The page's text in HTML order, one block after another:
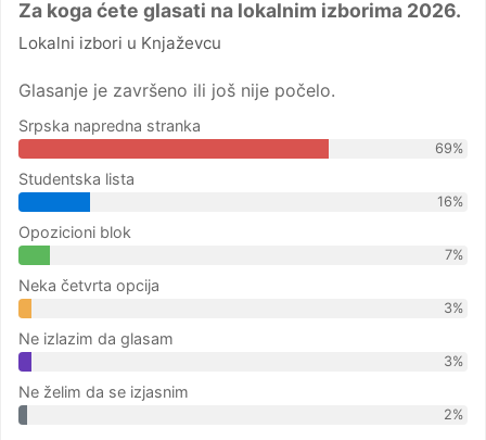
Za koga ćete glasati na lokalnim izborima 2026.
Lokalni izbori u Knjaževcu
Glasanje je završeno ili još nije počelo.
Srpska napredna stranka
69%
Studentska lista
16%
Opozicioni blok
7%
Neka četvrta opcija
3%
Ne izlazim da glasam
3%
Ne želim da se izjasnim
2%